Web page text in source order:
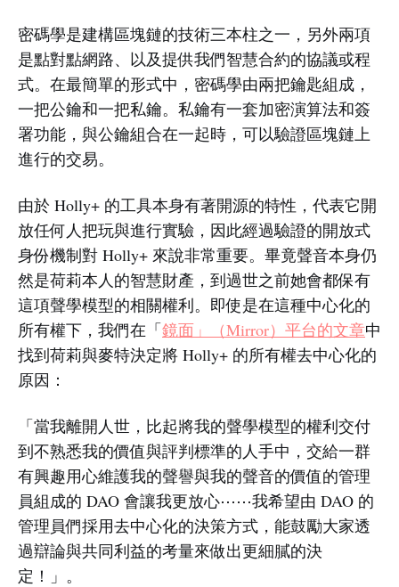
密碼學是建構區塊鏈的技術三本柱之一，另外兩項
是點對點網路、以及提供我們智慧合約的協議或程
式。在最簡單的形式中，密碼學由兩把鑰匙組成，
一把公鑰和一把私鑰。私鑰有一套加密演算法和簽
署功能，與公鑰組合在一起時，可以驗證區塊鏈上
進行的交易。
由於 Holly+ 的工具本身有著開源的特性，代表它開
放任何人把玩與進行實驗，因此經過驗證的開放式
身份機制對 Holly+ 來說非常重要。畢竟聲音本身仍
然是荷莉本人的智慧財產，到過世之前她會都保有
這項聲學模型的相關權利。即使是在這種中心化的
所有權下，我們在「鏡面」（Mirror）平台的文章中
找到荷莉與麥特決定將 Holly+ 的所有權去中心化的
原因：
「當我離開人世，比起將我的聲學模型的權利交付
到不熟悉我的價值與評判標準的人手中，交給一群
有興趣用心維護我的聲譽與我的聲音的價值的管理
員組成的 DAO 會讓我更放心⋯⋯我希望由 DAO 的
管理員們採用去中心化的決策方式，能鼓勵大家透
過辯論與共同利益的考量來做出更細膩的決
定！」。